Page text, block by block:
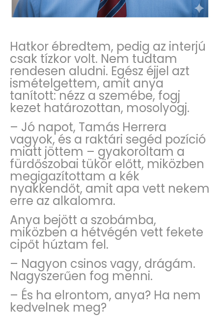
Hatkor ébredtem, pedig az interjú
csak tízkor volt. Nem tudtam
rendesen aludni. Egész éjjel azt
ismételgettem, amit anya
tanított: nézz a szemébe, fogj
kezet határozottan, mosolyogj.
– Jó napot, Tamás Herrera
vagyok, és a raktári segéd pozíció
miatt jöttem – gyakoroltam a
fürdőszobai tükör előtt, miközben
megigazítottam a kék
nyakkendőt, amit apa vett nekem
erre az alkalomra.
Anya bejött a szobámba,
miközben a hétvégén vett fekete
cipőt húztam fel.
– Nagyon csinos vagy, drágám.
Nagyszerűen fog menni.
– És ha elrontom, anya? Ha nem
kedvelnek meg?